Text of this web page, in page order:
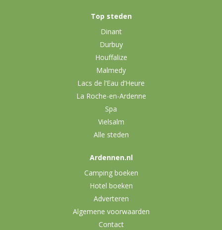
Top steden
Dinant
Durbuy
Houffalize
Malmedy
Lacs de l’Eau d’Heure
La Roche-en-Ardenne
Spa
Vielsalm
Alle steden
Ardennen.nl
Camping boeken
Hotel boeken
Adverteren
Algemene voorwaarden
Contact